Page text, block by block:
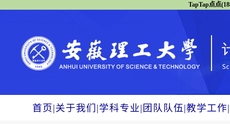
TapTap点点
首页|关于我们 |学科专业| 团队队伍|教学工作|